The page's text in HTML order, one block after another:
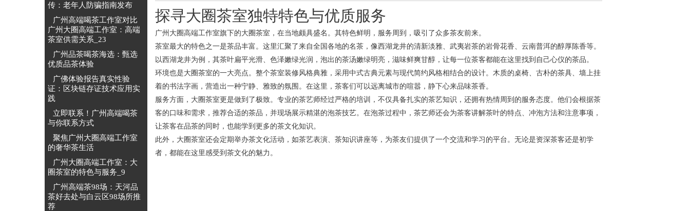
传：老年人防骗指南发布
广州高端喝茶工作室对比
广州大圈高端工作室：高端
茶室供需关系_23
广州品茶喝茶海选：甄选
优质品茶体验
广佛体验报告真实性验
证：区块链存证技术应用实
践
立即联系！广州高端喝茶
与你联系方式
聚焦广州大圈高端工作室
的奢华茶生活
‌广州大圈高端工作室‌：大
圈茶室的特色与服务_9
广州高端茶98场：天河品
茶好去处与白云区98场所推
荐
探寻大圈茶室独特特色与优质服务
广州大圈高端工作室旗下的大圈茶室，在当地颇具盛名。其特色鲜明，服务周到，吸引了众多茶友前来。
茶室最大的特色之一是茶品丰富。这里汇聚了来自全国各地的名茶，像西湖龙井的清新淡雅、武夷岩茶的岩骨花香、云南普洱的醇厚陈香等。
以西湖龙井为例，其茶叶扁平光滑、色泽嫩绿光润，泡出的茶汤嫩绿明亮，滋味鲜爽甘醇，让每一位茶客都能在这里找到自己心仪的茶品。
环境也是大圈茶室的一大亮点。整个茶室装修风格典雅，采用中式古典元素与现代简约风格相结合的设计。木质的桌椅、古朴的茶具、墙上挂
着的书法字画，营造出一种宁静、雅致的氛围。在这里，茶客们可以远离城市的喧嚣，静下心来品味茶香。
服务方面，大圈茶室更是做到了极致。专业的茶艺师经过严格的培训，不仅具备扎实的茶艺知识，还拥有热情周到的服务态度。他们会根据茶
客的口味和需求，推荐合适的茶品，并现场展示精湛的泡茶技艺。在泡茶过程中，茶艺师还会为茶客讲解茶叶的特点、冲泡方法和注意事项，
让茶客在品茶的同时，也能学到更多的茶文化知识。
此外，大圈茶室还会定期举办茶文化活动，如茶艺表演、茶知识讲座等，为茶友们提供了一个交流和学习的平台。无论是资深茶客还是初学
者，都能在这里感受到茶文化的魅力。